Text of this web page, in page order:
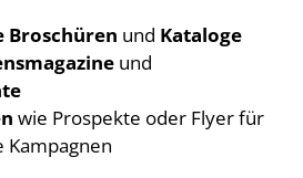
Broschüren und Kataloge
und
wie Prospekte oder Flyer für
Kampagnen